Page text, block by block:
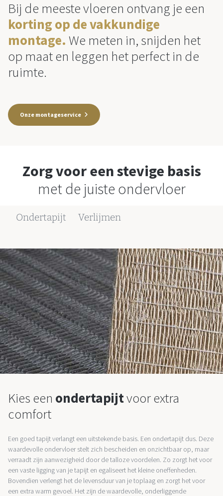
Bij de meeste vloeren ontvang je een
korting op de vakkundige
montage. We meten in, snijden het
op maat en leggen het perfect in de
ruimte.
Onze montageservice
Zorg voor een stevige basis
met de juiste ondervloer
Ondertapijt Verlijmen
Kies een ondertapijtvoor extra
comfort
Een goed tapijt verlangt een uitstekende basis. Een ondertapijt dus. Deze
waardevolle ondervloer stelt zich bescheiden en onzichtbaar op, maar
verraadt zijn aanwezigheid door de talloze voordelen. Zo zorgt het voor
een vaste ligging van je tapijt en egaliseert het kleine oneffenheden.
Bovendien verlengt het de levensduur van je toplaag en zorgt het voor
een extra warm gevoel. Het zijn de waardevolle, onderliggende